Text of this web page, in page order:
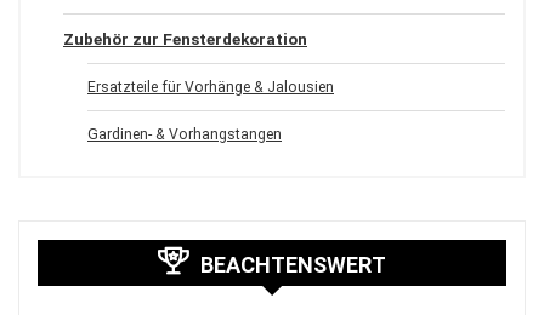
Zubehör zur Fensterdekoration
Ersatzteile für Vorhänge & Jalousien
Gardinen- & Vorhangstangen
BEACHTENSWERT